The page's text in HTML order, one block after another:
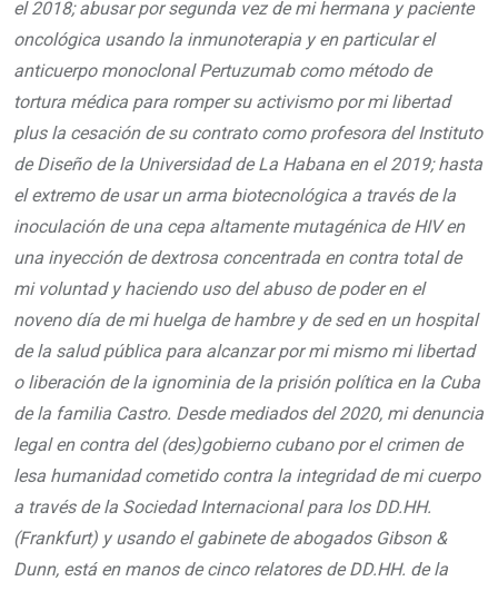
el 2018; abusar por segunda vez de mi hermana y paciente
oncológica usando la inmunoterapia y en particular el
anticuerpo monoclonal Pertuzumab como método de
tortura médica para romper su activismo por mi libertad
plus la cesación de su contrato como profesora del Instituto
de Diseño de la Universidad de La Habana en el 2019; hasta
el extremo de usar un arma biotecnológica a través de la
inoculación de una cepa altamente mutagénica de HIV en
una inyección de dextrosa concentrada en contra total de
mi voluntad y haciendo uso del abuso de poder en el
noveno día de mi huelga de hambre y de sed en un hospital
de la salud pública para alcanzar por mi mismo mi libertad
o liberación de la ignominia de la prisión política en la Cuba
de la familia Castro. Desde mediados del 2020, mi denuncia
legal en contra del (des)gobierno cubano por el crimen de
lesa humanidad cometido contra la integridad de mi cuerpo
a través de la Sociedad Internacional para los DD.HH.
(Frankfurt) y usando el gabinete de abogados Gibson &
Dunn, está en manos de cinco relatores de DD.HH. de la